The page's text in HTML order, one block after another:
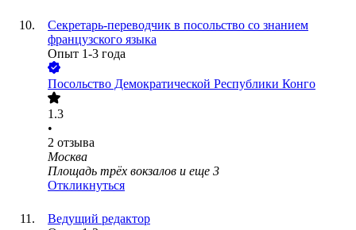
Секретарь-переводчик в посольство со знанием
французского языка
Опыт 1-3 года
Посольство Демократической Республики Конго
1.3
•
2 отзыва
Москва
Площадь трёх вокзалов и еще 3
Откликнуться
Ведущий редактор